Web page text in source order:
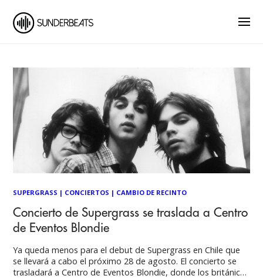
SUPERGRASS | CONCIERTOS | CAMBIO DE RECINTO
Concierto de Supergrass se traslada a Centro
de Eventos Blondie
Ya queda menos para el debut de Supergrass en Chile que
se llevará a cabo el próximo 28 de agosto. El concierto se
trasladará a Centro de Eventos Blondie, donde los británicos